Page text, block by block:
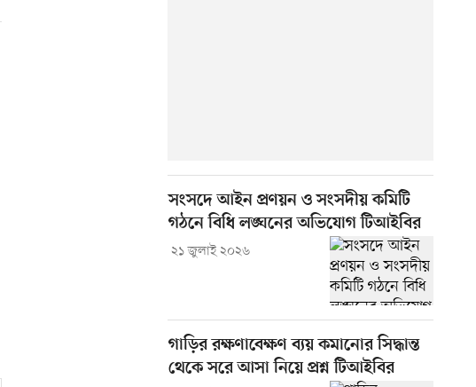
সংসদে আইন প্রণয়ন ও সংসদীয় কমিটি
গঠনে বিধি লঙ্ঘনের অভিযোগ টিআইবির
২১ জুলাই ২০২৬
গাড়ির রক্ষণাবেক্ষণ ব্যয় কমানোর সিদ্ধান্ত
থেকে সরে আসা নিয়ে প্রশ্ন টিআইবির